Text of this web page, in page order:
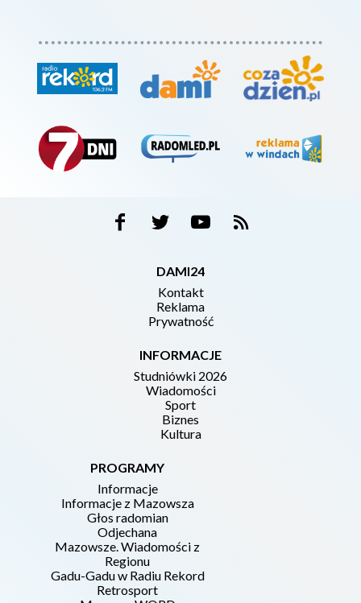
DAMI24
Kontakt
Reklama
Prywatność
INFORMACJE
Studniówki 2026
Wiadomości
Sport
Biznes
Kultura
PROGRAMY
Informacje
Informacje z Mazowsza
Głos radomian
Odjechana
Mazowsze. Wiadomości z
Regionu
Gadu-Gadu w Radiu Rekord
Retrosport